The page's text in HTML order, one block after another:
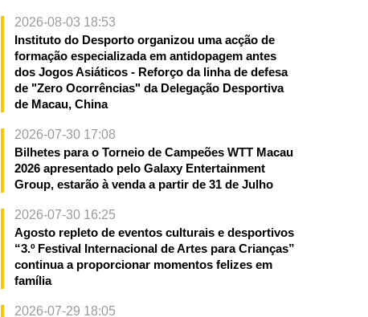
2026-08-03 18:53
Instituto do Desporto organizou uma acção de
formação especializada em antidopagem antes
dos Jogos Asiáticos - Reforço da linha de defesa
de "Zero Ocorrências" da Delegação Desportiva
de Macau, China
2026-07-30 17:08
Bilhetes para o Torneio de Campeões WTT Macau
2026 apresentado pelo Galaxy Entertainment
Group, estarão à venda a partir de 31 de Julho
2026-07-30 16:25
Agosto repleto de eventos culturais e desportivos
“3.º Festival Internacional de Artes para Crianças”
continua a proporcionar momentos felizes em
família
2026-07-29 18:05